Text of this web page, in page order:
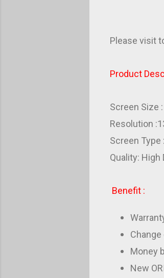
Please visit
Product
Screen Size
Resolution
Screen Type
Quality: High
Benefit :
Money
New